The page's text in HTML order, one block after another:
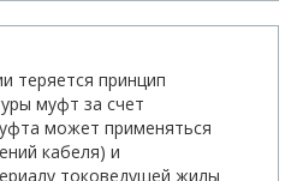
теряется принцип
муфт за счет
может применяться
кабеля) и
токоведущей жилы